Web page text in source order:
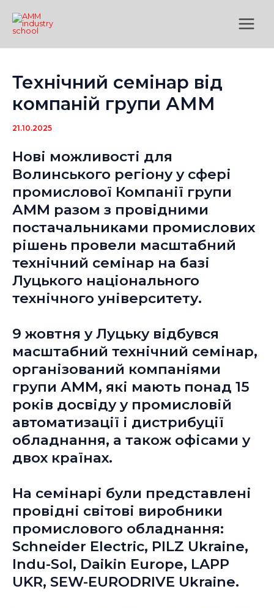
вмісту
Menu
Технічний семінар від
компаній групи АММ
21.10.2025
Нові можливості для
Волинського регіону у сфері
промислової Компанії групи
АММ разом з провідними
постачальниками промислових
рішень провели масштабний
технічний семінар на базі
Луцького національного
технічного університету.
9 жовтня у Луцьку відбувся
масштабний технічний семінар,
організований компаніями
групи АММ, які мають понад 15
років досвіду у промисловій
автоматизації і дистрибуції
обладнання, а також офісами у
двох країнах.
На семінарі були представлені
провідні світові виробники
промислового обладнання:
Schneider Electric, PILZ Ukraine,
Indu-Sol, Daikin Europe, LAPP
UKR, SEW-EURODRIVE Ukraine.